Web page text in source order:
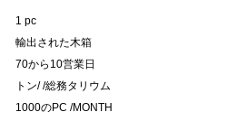
1 pc
輸出された木箱
70から10営業日
トン/ /総務タリウム
1000のPC /MONTH